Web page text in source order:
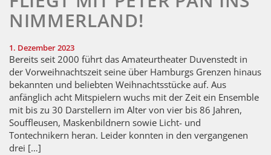
NIMMERLAND!
1. Dezember 2023
Bereits seit 2000 führt das Amateurtheater Duvenstedt in
der Vorweihnachtszeit seine über Hamburgs Grenzen hinaus
bekannten und beliebten Weihnachtsstücke auf. Aus
anfänglich acht Mitspielern wuchs mit der Zeit ein Ensemble
mit bis zu 30 Darstellern im Alter von vier bis 86 Jahren,
Souffleusen, Maskenbildnern sowie Licht- und
Tontechnikern heran. Leider konnten in den vergangenen
drei […]